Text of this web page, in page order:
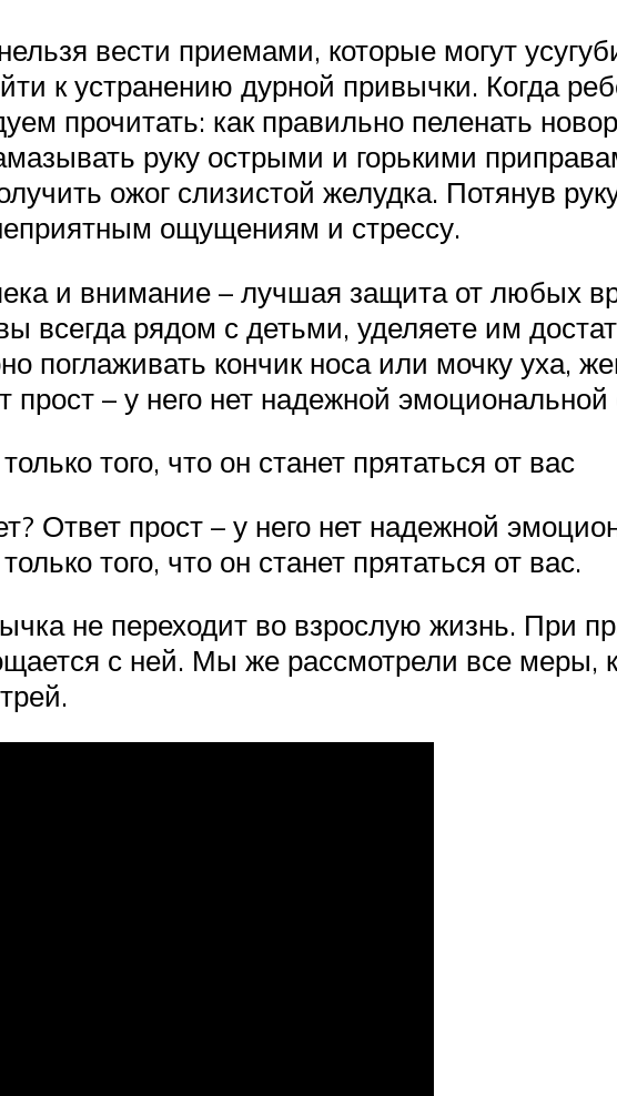
вести приемами, которые могут
к устранению дурной привычки. Когда
прочитать: как правильно пеленать
руку острыми и горькими
ожог слизистой желудка. Потянув
ощущениям и стрессу.
и внимание – лучшая защита от любых
всегда рядом с детьми, уделяете им
поглаживать кончик носа или мочку уха,
прост – у него нет надежной
того, что он станет прятаться от вас
Ответ прост – у него нет надежной
того, что он станет прятаться от вас.
не переходит во взрослую жизнь. При
с ней. Мы же рассмотрели все меры,